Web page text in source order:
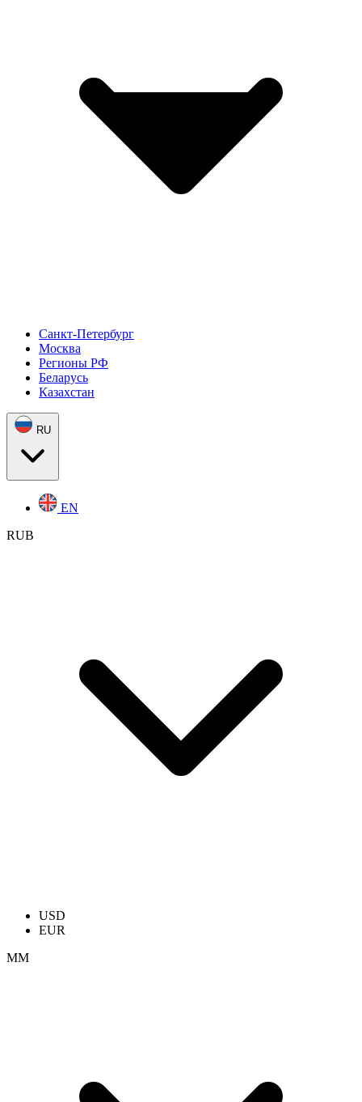
Санкт-Петербург
Москва
Регионы РФ
Беларусь
Казахстан
RU
EN
RUB
USD
EUR
ММ